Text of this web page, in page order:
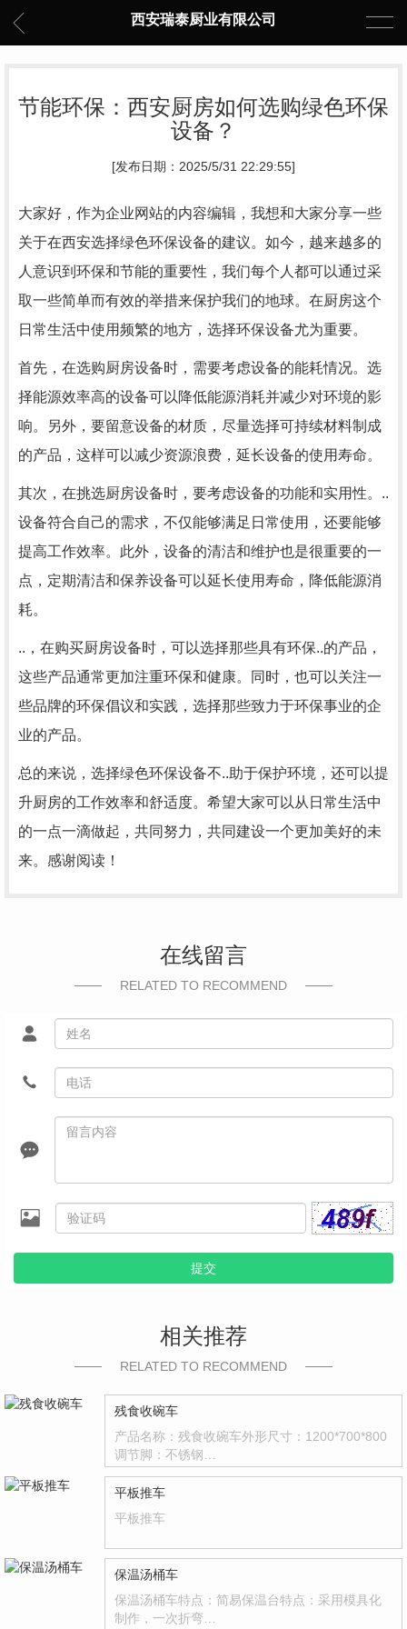
西安瑞泰厨业有限公司
节能环保：西安厨房如何选购绿色环保
设备？
[发布日期：2025/5/31 22:29:55]
大家好，作为企业网站的内容编辑，我想和大家分享一些
关于在西安选择绿色环保设备的建议。如今，越来越多的
人意识到环保和节能的重要性，我们每个人都可以通过采
取一些简单而有效的举措来保护我们的地球。在厨房这个
日常生活中使用频繁的地方，选择环保设备尤为重要。
首先，在选购厨房设备时，需要考虑设备的能耗情况。选
择能源效率高的设备可以降低能源消耗并减少对环境的影
响。另外，要留意设备的材质，尽量选择可持续材料制成
的产品，这样可以减少资源浪费，延长设备的使用寿命。
其次，在挑选厨房设备时，要考虑设备的功能和实用性。..
设备符合自己的需求，不仅能够满足日常使用，还要能够
提高工作效率。此外，设备的清洁和维护也是很重要的一
点，定期清洁和保养设备可以延长使用寿命，降低能源消
耗。
..，在购买厨房设备时，可以选择那些具有环保..的产品，
这些产品通常更加注重环保和健康。同时，也可以关注一
些品牌的环保倡议和实践，选择那些致力于环保事业的企
业的产品。
总的来说，选择绿色环保设备不..助于保护环境，还可以提
升厨房的工作效率和舒适度。希望大家可以从日常生活中
的一点一滴做起，共同努力，共同建设一个更加美好的未
来。感谢阅读！
在线留言
RELATED TO RECOMMEND
提交
相关推荐
RELATED TO RECOMMEND
残食收碗车
产品名称：残食收碗车外形尺寸：1200*700*800
调节脚：不锈钢…
平板推车
平板推车
保温汤桶车
保温汤桶车特点：简易保温台特点：采用模具化
制作，一次折弯…